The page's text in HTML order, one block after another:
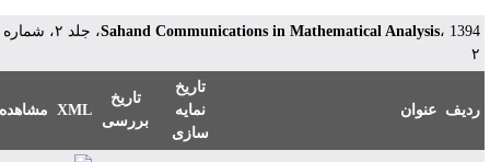
Sahand Communications in Mathematical Analysis
، 1394، جلد ۲، شماره
ردیف عنوان
تاریخ
نمایه
سازی
تاریخ
بررسی
XML مشاهده